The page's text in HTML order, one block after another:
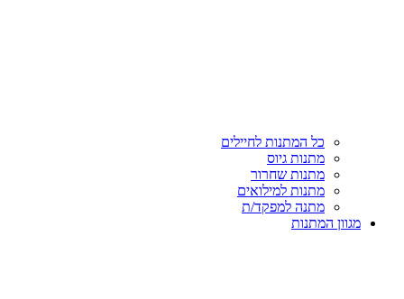
כל המתנות לחיילים
מתנות גיוס
מתנות שחרור
מתנות למילואים
מתנה למפקד/ת
מגוון המתנות